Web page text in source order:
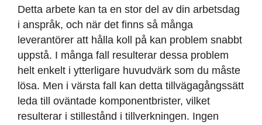
Detta arbete kan ta en stor del av din arbetsdag
i anspråk, och när det finns så många
leverantörer att hålla koll på kan problem snabbt
uppstå. I många fall resulterar dessa problem
helt enkelt i ytterligare huvudvärk som du måste
lösa. Men i värsta fall kan detta tillvägagångssätt
leda till oväntade komponentbrister, vilket
resulterar i stillestånd i tillverkningen. Ingen